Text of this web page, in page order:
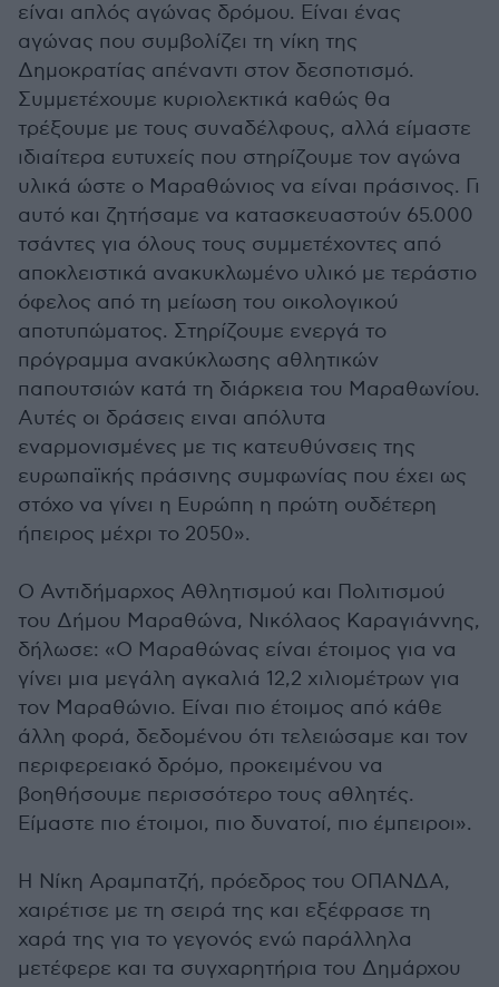
είναι απλός αγώνας δρόμου. Είναι ένας
αγώνας που συμβολίζει τη νίκη της
Δημοκρατίας απέναντι στον δεσποτισμό.
Συμμετέχουμε κυριολεκτικά καθώς θα
τρέξουμε με τους συναδέλφους, αλλά είμαστε
ιδιαίτερα ευτυχείς που στηρίζουμε τον αγώνα
υλικά ώστε ο Μαραθώνιος να είναι πράσινος. Γι
αυτό και ζητήσαμε να κατασκευαστούν 65.000
τσάντες για όλους τους συμμετέχοντες από
αποκλειστικά ανακυκλωμένο υλικό με τεράστιο
όφελος από τη μείωση του οικολογικού
αποτυπώματος. Στηρίζουμε ενεργά το
πρόγραμμα ανακύκλωσης αθλητικών
παπουτσιών κατά τη διάρκεια του Μαραθωνίου.
Αυτές οι δράσεις ειναι απόλυτα
εναρμονισμένες με τις κατευθύνσεις της
ευρωπαϊκής πράσινης συμφωνίας που έχει ως
στόχο να γίνει η Ευρώπη η πρώτη ουδέτερη
ήπειρος μέχρι το 2050».
Ο Αντιδήμαρχος Αθλητισμού και Πολιτισμού
του Δήμου Μαραθώνα, Νικόλαος Καραγιάννης,
δήλωσε: «Ο Μαραθώνας είναι έτοιμος για να
γίνει μια μεγάλη αγκαλιά 12,2 χιλιομέτρων για
τον Μαραθώνιο. Είναι πιο έτοιμος από κάθε
άλλη φορά, δεδομένου ότι τελειώσαμε και τον
περιφερειακό δρόμο, προκειμένου να
βοηθήσουμε περισσότερο τους αθλητές.
Είμαστε πιο έτοιμοι, πιο δυνατοί, πιο έμπειροι».
Η Νίκη Αραμπατζή, πρόεδρος του ΟΠΑΝΔΑ,
χαιρέτισε με τη σειρά της και εξέφρασε τη
χαρά της για το γεγονός ενώ παράλληλα
μετέφερε και τα συγχαρητήρια του Δημάρχου